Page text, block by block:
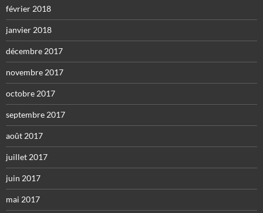
février 2018
janvier 2018
décembre 2017
novembre 2017
octobre 2017
septembre 2017
août 2017
juillet 2017
juin 2017
mai 2017